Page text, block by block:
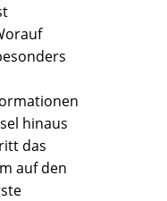
hinaus
das
auf den